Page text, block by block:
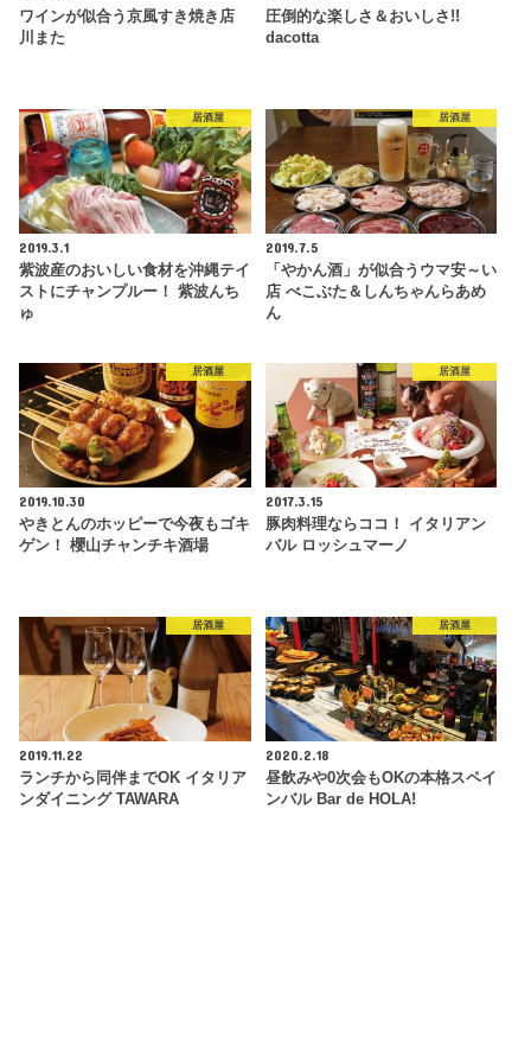
ワインが似合う京風すき焼き店
川また
圧倒的な楽しさ＆おいしさ!!
dacotta
居酒屋
2019.3.1
紫波産のおいしい食材を沖縄テイ
ストにチャンプルー！ 紫波んち
ゅ
居酒屋
2019.7.5
「やかん酒」が似合うウマ安～い
店 べこぶた＆しんちゃんらあめ
ん
居酒屋
2019.10.30
やきとんのホッピーで今夜もゴキ
ゲン！ 櫻山チャンチキ酒場
居酒屋
2017.3.15
豚肉料理ならココ！ イタリアン
バル ロッシュマーノ
居酒屋
2019.11.22
ランチから同伴までOK イタリア
ンダイニング TAWARA
居酒屋
2020.2.18
昼飲みや0次会もOKの本格スペイ
ンバル Bar de HOLA!